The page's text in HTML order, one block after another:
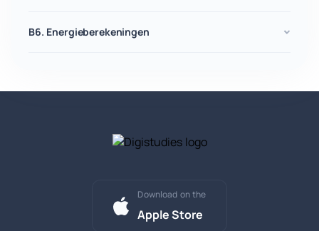
B6. Energieberekeningen
Download on the
Apple Store